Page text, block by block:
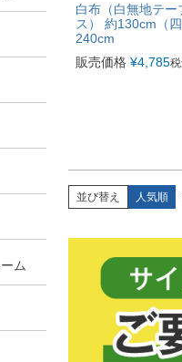
ム
白布（白無地テー
ス） 約130cm（
240cm
販売価格 ¥4,785
並び替え 人気順